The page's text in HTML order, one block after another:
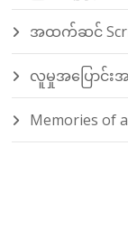
အထက်ဆင်
လူမှုအပြောင်း
Memories of